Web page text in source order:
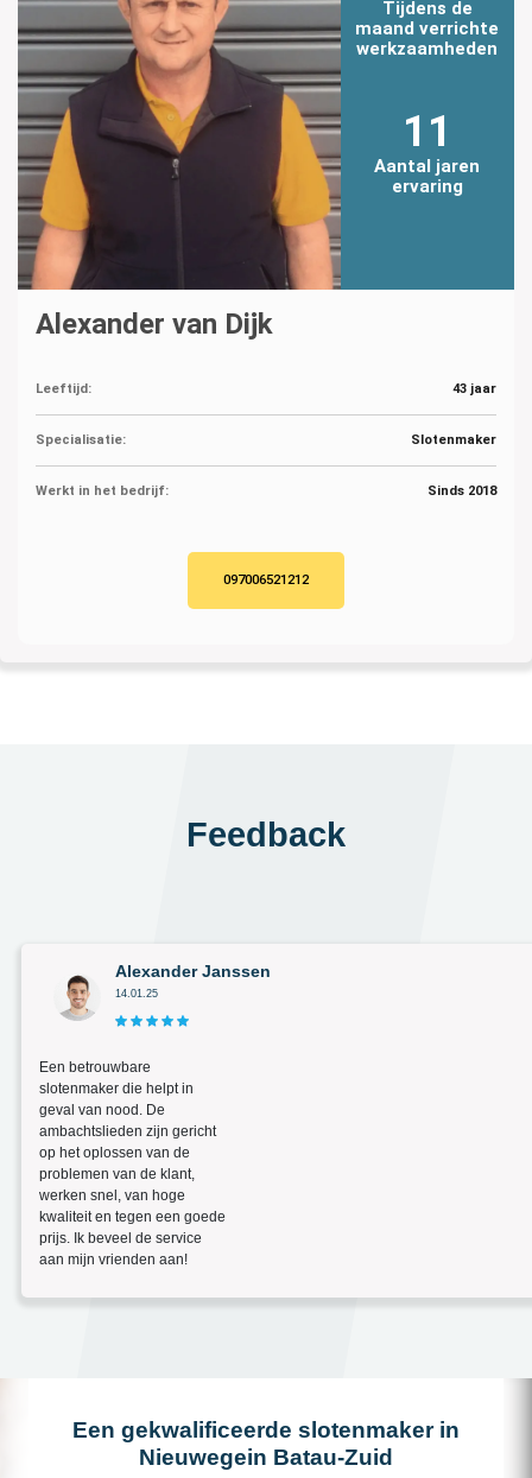
Tijdens de
maand verrichte
werkzaamheden
11
Aantal jaren
ervaring
Alexander van Dijk
Leeftijd: 43 jaar
Specialisatie: Slotenmaker
Werkt in het bedrijf: Sinds 2018
097006521212
Feedback
Alexander Janssen
14.01.25
Een betrouwbare
slotenmaker die helpt in
geval van nood. De
ambachtslieden zijn gericht
op het oplossen van de
problemen van de klant,
werken snel, van hoge
kwaliteit en tegen een goede
prijs. Ik beveel de service
aan mijn vrienden aan!
Een gekwalificeerde slotenmaker in
Nieuwegein Batau-Zuid